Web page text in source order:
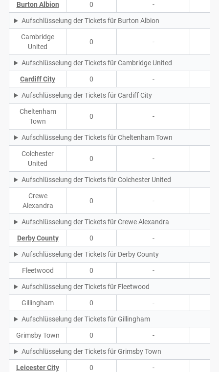
Burton Albion 0 -
Aufschlüsselung der Tickets für Burton Albion
Cambridge
United
0 -
Aufschlüsselung der Tickets für Cambridge United
Cardiff City 0 -
Aufschlüsselung der Tickets für Cardiff City
Cheltenham
Town
0 -
Aufschlüsselung der Tickets für Cheltenham Town
Colchester
United
0 -
Aufschlüsselung der Tickets für Colchester United
Crewe
Alexandra
0 -
Aufschlüsselung der Tickets für Crewe Alexandra
Derby County 0 -
Aufschlüsselung der Tickets für Derby County
Fleetwood 0 -
Aufschlüsselung der Tickets für Fleetwood
Gillingham 0 -
Aufschlüsselung der Tickets für Gillingham
Grimsby Town 0 -
Aufschlüsselung der Tickets für Grimsby Town
Leicester City 0 -